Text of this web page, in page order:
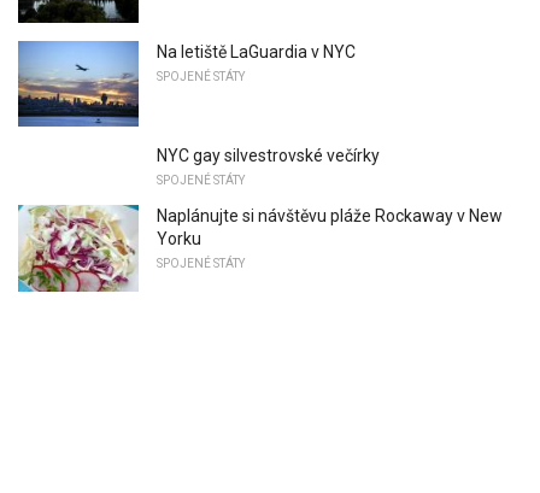
Na letiště LaGuardia v NYC
SPOJENÉ STÁTY
NYC gay silvestrovské večírky
SPOJENÉ STÁTY
Naplánujte si návštěvu pláže Rockaway v New
Yorku
SPOJENÉ STÁTY